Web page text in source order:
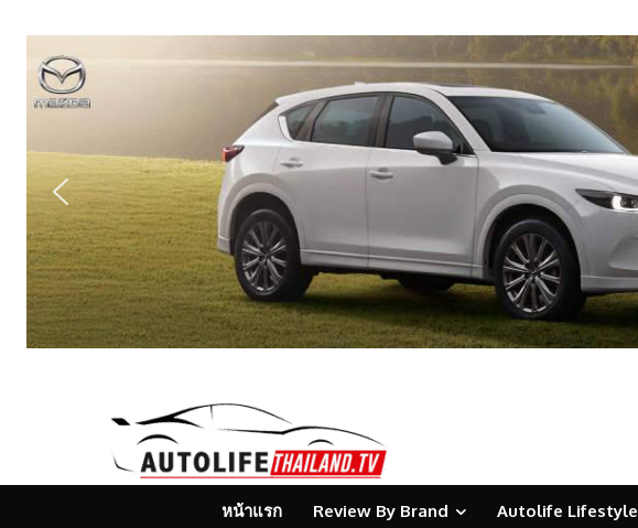
หน้าแรก Review By Brand Autolife Lifestyle